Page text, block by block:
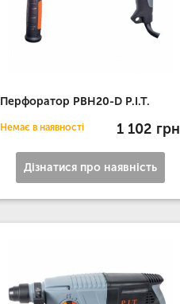
Перфоратор РВН20-D P.I.T.
Немає в наявності 1 102 грн
Дізнатися про наявність